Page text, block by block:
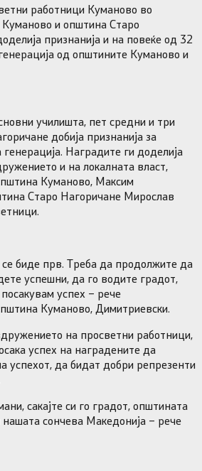
работници Куманово во
и општина Старо
признанија и на повеќе од 32
од општините Куманово и
училишта, пет средни и три
добија признанија за
генерација. Наградите ги доделија
и на локалната власт,
Куманово, Максим
Старо Нагоричане Мирослав
биде прв. Треба да продолжите да
успешни, да го водите градот,
успех – рече
Куманово, Димитриевски.
на просветни работници,
успех на наградените да
успехот, да бидат добри репрезенти
сакајте си го градот, општината
сончева Македонија – рече